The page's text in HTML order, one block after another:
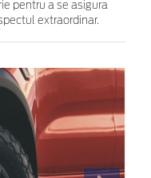
pentru a se asigura
extraordinar.